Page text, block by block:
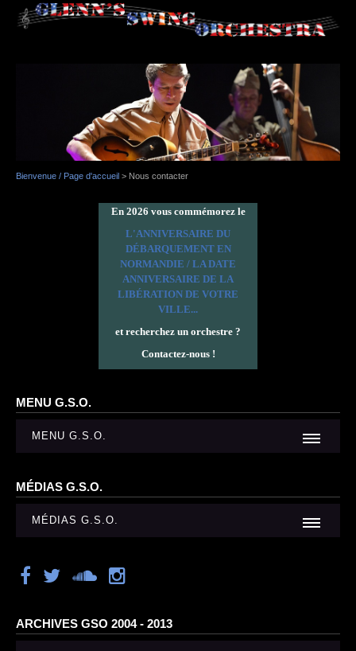
Bienvenue / Page d'accueil > Nous contacter
En 2026 vous commémorez le
L'ANNIVERSAIRE DU
DÉBARQUEMENT EN
NORMANDIE / LA DATE
ANNIVERSAIRE DE LA
LIBÉRATION DE VOTRE
VILLE...
et recherchez un orchestre ?
Contactez-nous !
MENU G.S.O.
MENU G.S.O.
MÉDIAS G.S.O.
MÉDIAS G.S.O.
ARCHIVES GSO 2004 - 2013